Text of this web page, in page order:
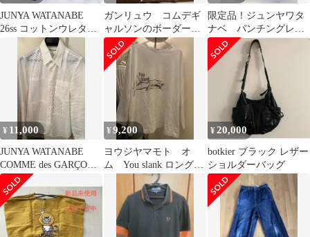
JUNYA WATANABE
26ss コットンウレタン
デニム
ガンリュウ コムデギ
ャルソンのボーダーイ
ンサイドアウトデザイ
ンT
限定品！ジュンヤワタ
ナベ パンチングレザ
ー ハイカットスニーカ
ー！
¥ 11,000
JUNYA WATANABE
COMME des GARÇONS
長袖シャツXS
¥9,200
ヨウジヤマモト オ
ム You slank ロングス
リーブ カットソー
¥20,000
botkier ブラック レザー
ショルダーバッグ